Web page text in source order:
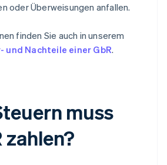
oder Überweisungen anfallen.
finden Sie auch in unserem
und Nachteile einer GbR.
muss
zahlen?